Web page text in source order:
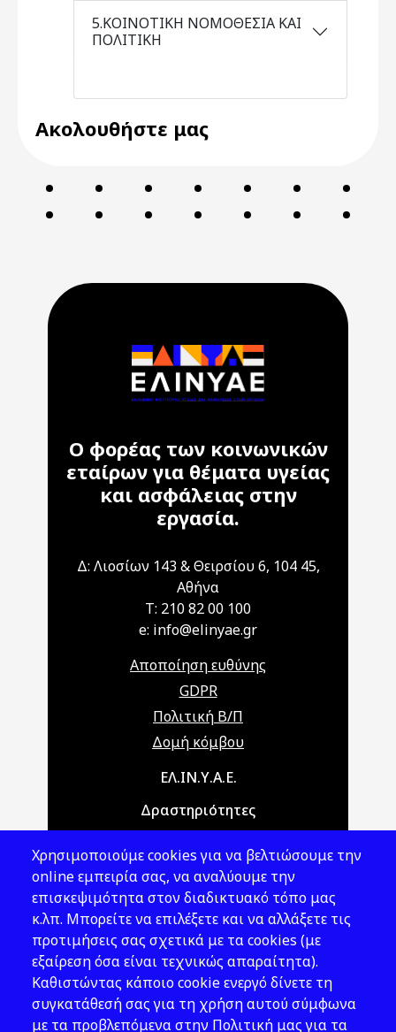
5.ΚΟΙΝΟΤΙΚΗ ΝΟΜΟΘΕΣΙΑ ΚΑΙ
ΠΟΛΙΤΙΚΗ
Ακολουθήστε μας
Ο φορέας των κοινωνικών
εταίρων για θέματα υγείας
και ασφάλειας στην
εργασία.
Δ: Λιοσίων 143 & Θειρσίου 6, 104 45,
Αθήνα
T: 210 82 00 100
e: info@elinyae.gr
Αποποίηση ευθύνης
GDPR
Πολιτική Β/Π
Δομή κόμβου
Main navigationΕΛ.ΙΝ.Υ.Α.Ε.
Δραστηριότητες
Νομοθεσία
Εκδόσεις
Νέα - Εκδηλώσεις
Ακολουθήστε μας
Χρησιμοποιούμε cookies για να βελτιώσουμε την
online εμπειρία σας, να αναλύουμε την
επισκεψιμότητα στον διαδικτυακό τόπο μας
κ.λπ. Μπορείτε να επιλέξετε και να αλλάξετε τις
προτιμήσεις σας σχετικά με τα cookies (με
εξαίρεση όσα είναι τεχνικώς απαραίτητα).
Καθιστώντας κάποιο cookie ενεργό δίνετε τη
συγκατάθεσή σας για τη χρήση αυτού σύμφωνα
με τα προβλεπόμενα στην Πολιτική μας για τα